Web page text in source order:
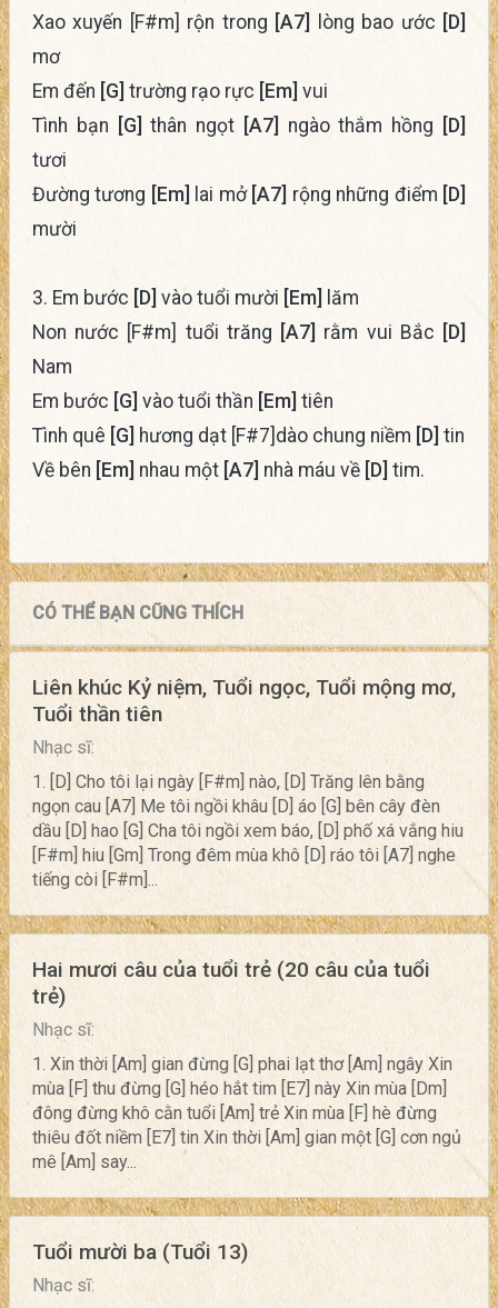
Xao xuyến [F#m] rộn trong [A7] lòng bao ước
[D]
mơ
Em đến [G] trường rạo rực [Em] vui
Tình bạn
[G] thân ngọt [A7] ngào thắm hồng
[D]
tươi
Đường tương
[Em] lai mở [A7] rộng những điểm
[D]
mười
3. Em bước [D] vào tuổi mười [Em]
lăm
Non nước [F#m] tuổi trăng
[A7] rằm vui Bắc
[D]
Nam
Em bước [G] vào tuổi thần [Em] tiên
Tình quê [G] hương dạt [F#7]dào chung niềm [D] tin
Về bên
[Em] nhau một [A7] nhà máu về [D] tim.
CÓ THỂ BẠN CŨNG THÍCH
Liên khúc Kỷ niệm, Tuổi ngọc, Tuổi mộng mơ,
Tuổi thần tiên
Nhạc sĩ:
1. [D] Cho tôi lại ngày [F#m] nào, [D] Trăng lên bằng
ngọn cau [A7] Me tôi ngồi khâu [D] áo [G] bên cây đèn
dầu [D] hao [G] Cha tôi ngồi xem báo, [D] phố xá vắng hiu
[F#m] hiu [Gm] Trong đêm mùa khô [D] ráo tôi [A7] nghe
tiếng còi [F#m]...
Hai mươi câu của tuổi trẻ (20 câu của tuổi
trẻ)
Nhạc sĩ:
1. Xin thời [Am] gian đừng [G] phai lạt thơ [Am] ngây Xin
mùa [F] thu đừng [G] héo hắt tim [E7] này Xin mùa [Dm]
đông đừng khô cằn tuổi [Am] trẻ Xin mùa [F] hè đừng
thiêu đốt niềm [E7] tin Xin thời [Am] gian một [G] cơn ngủ
mê [Am] say...
Tuổi mười ba (Tuổi 13)
Nhạc sĩ: